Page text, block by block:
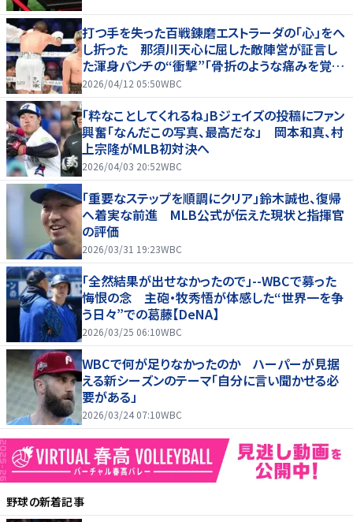
打つ手を失った百戦錬磨エストラーダの「心」をへ
し折った 那須川天心に屈した敵陣営が証言し
た渾身パンチの“衝撃”「骨折のような痛みを覚え
た」
2026/04/12 05:50WBC
「粋なことしてくれるね」Bジェイズの投稿にファン
興奮「なんだこの写真、最高だな」 岡本和真、村
上宗隆がMLB初対決へ
2026/04/03 20:52WBC
「重要なステップを順調にクリア」鈴木誠也、復帰
へ着実な前進 MLB公式が伝えた現状と指揮官
の評価
2026/03/31 19:23WBC
「全然結果が出せなかったので」--WBCで募った
悔恨の念 主砲・牧秀悟が体感した“世界一を争
う日々”での葛藤【DeNA】
2026/03/25 06:10WBC
WBCで何が足りなかったのか ハーパーが見据
える新シーズンのテーマ「自分に言い聞かせる必
要がある」
2026/03/24 07:10WBC
野球の新着記事